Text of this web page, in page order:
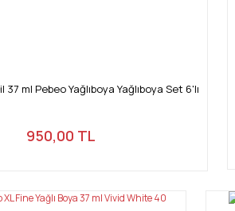
ml Pebeo Yağlıboya Yağlıboya Set 6'lı
950,00 TL